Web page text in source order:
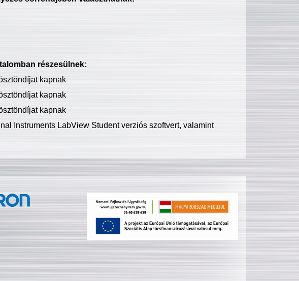
részesülnek:
kapnak
kapnak
kapnak
Instruments LabView Student verziós szoftvert, valamint